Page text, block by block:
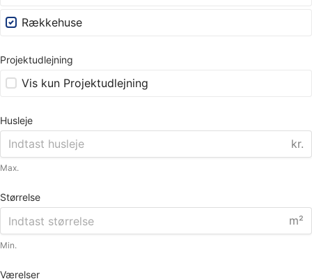
Rækkehuse
Projektudlejning
Vis kun Projektudlejning
Husleje
kr.
Max.
Størrelse
m²
Min.
Værelser